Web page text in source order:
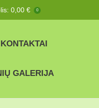
0,00 € 0
KONTAKTAI
GALERIJA